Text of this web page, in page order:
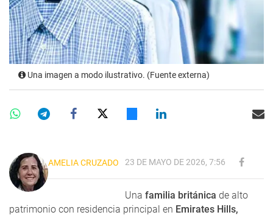
Una imagen a modo ilustrativo. (Fuente externa)
AMELIA CRUZADO 23 DE MAYO DE 2026, 7:56
Una familia británica de alto
patrimonio con residencia principal en Emirates Hills,